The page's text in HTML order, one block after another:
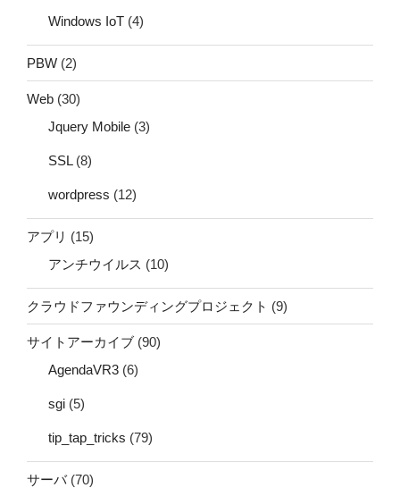
Windows IoT (4)
PBW (2)
Web (30)
Jquery Mobile (3)
SSL(8)
wordpress (12)
アプリ (15)
アンチウイルス (10)
クラウドファウンディングプロジェクト (9)
サイトアーカイブ (90)
AgendaVR3 (6)
sgi (5)
tip_tap_tricks (79)
サーバ(70)